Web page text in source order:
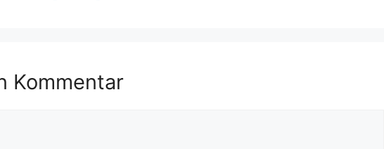
Kommentar